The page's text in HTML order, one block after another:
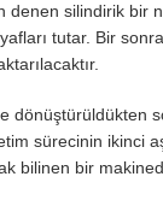
denen silindirik bir
tutar. Bir
dönüştürüldükten
sürecinin ikinci
bilinen bir